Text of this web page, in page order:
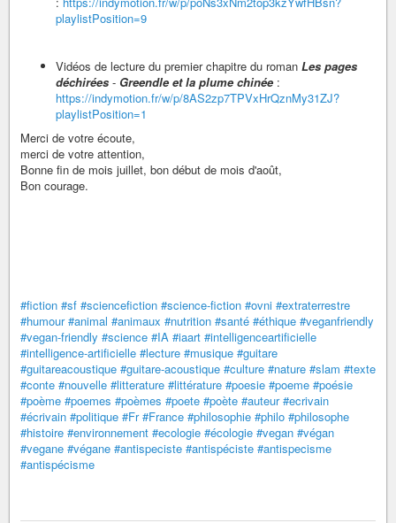
playlistPosition=9
Vidéos de lecture du premier chapitre du roman Les pages
déchirées - Greendle et la plume chinée :
https://indymotion.fr/w/p/8AS2zp7TPVxHrQznMy31ZJ?
playlistPosition=1
Merci de votre écoute,
merci de votre attention,
Bonne fin de mois juillet, bon début de mois d'août,
Bon courage.
#fiction #sf #sciencefiction #science-fiction #ovni #extraterrestre
#humour #animal #animaux #nutrition #santé #éthique #veganfriendly
#vegan-friendly #science #IA #iaart #intelligenceartificielle
#intelligence-artificielle #lecture #musique #guitare
#guitareacoustique #guitare-acoustique #culture #nature #slam #texte
#conte #nouvelle #litterature #littérature #poesie #poeme #poésie
#poème #poemes #poèmes #poete #poète #auteur #ecrivain
#écrivain #politique #Fr #France #philosophie #philo #philosophe
#histoire #environnement #ecologie #écologie #vegan #végan
#vegane #végane #antispeciste #antispéciste #antispecisme
#antispécisme